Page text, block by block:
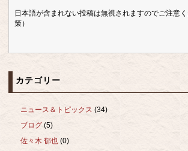
日本語が含まれない投稿は無視されますのでご注意
策）
カテゴリー
ニュース＆トピックス (34)
ブログ (5)
佐々木 郁也 (0)